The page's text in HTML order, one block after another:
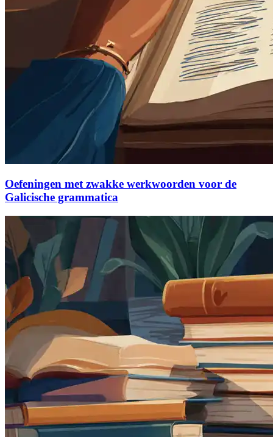
Oefeningen met zwakke werkwoorden voor de
Galicische grammatica